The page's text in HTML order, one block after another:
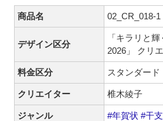
商品名 02_CR_018-1
デザイン区分
「キラリと
2026」 クリ
料金区分 スタンダード
クリエイター 椎木綾子
ジャンル #年賀状 #干支